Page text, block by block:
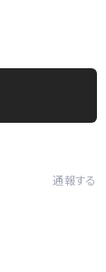
通報する